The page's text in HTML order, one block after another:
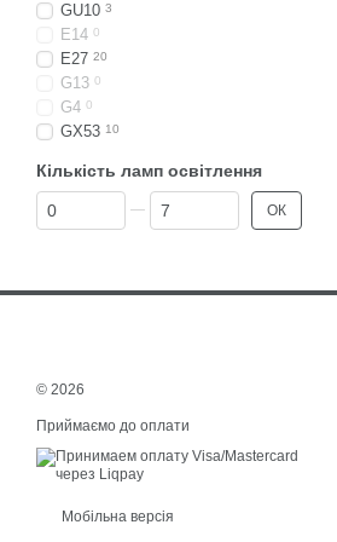
GU10 3
E14 0
E27 20
G13 0
G4 0
GX53 10
Кількість ламп освітлення
Від Кількість ламп освітлення
До Кількість ламп освітлення ОК
© 2026
Приймаємо до оплати
Мобільна версія